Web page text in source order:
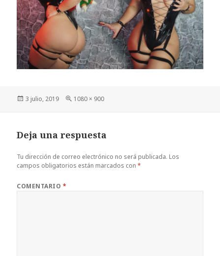
Publicado
3 julio, 2019
Tamaño
1080 × 900
Deja una respuesta
Tu dirección de correo electrónico no será publicada. Los
campos obligatorios están marcados con*
COMENTARIO *